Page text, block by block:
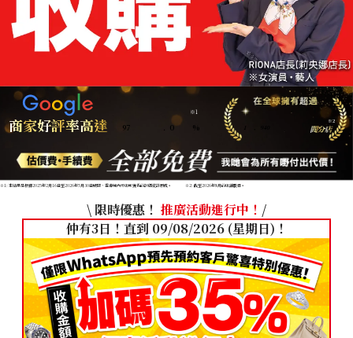
97 . 0 %
※1
商家好評率高達 1
※2
※1: 本結果是根據2025年2月16日至2026年5月30日期間，香港境內分店所獲得的評價統計而成。 ※2: 截至2026年8月的店舖數目。
\ 限時優惠！ 推廣活動進行中！ /
仲有3日！直到 09/08/2026 (星期日)！